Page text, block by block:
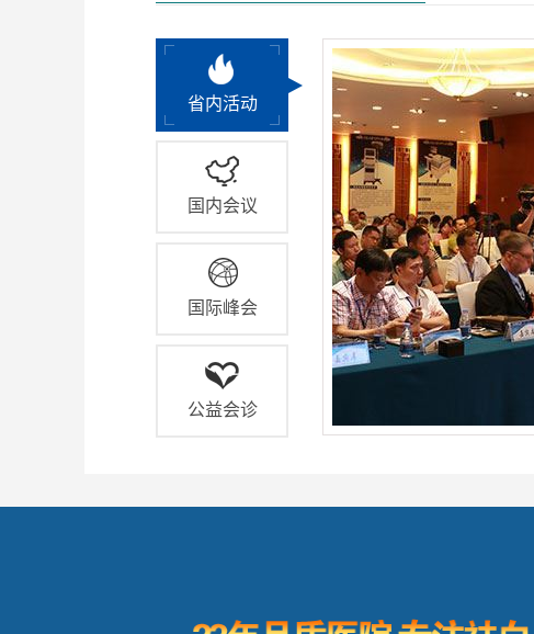
省内活动
国内会议
国际峰会
公益会诊